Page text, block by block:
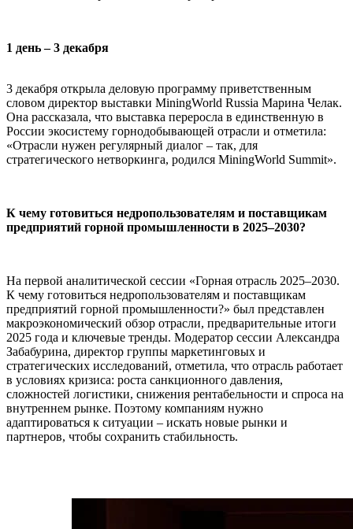
1 день – 3 декабря
3 декабря открыла деловую программу приветственным
словом директор выставки MiningWorld Russia Марина Челак.
Она рассказала, что выставка переросла в единственную в
России экосистему горнодобывающей отрасли и отметила:
«Отрасли нужен регулярный диалог – так, для
стратегического нетворкинга, родился MiningWorld Summit».
К чему готовиться недропользователям и поставщикам
предприятий горной промышленности в 2025–2030?
На первой аналитической сессии «Горная отрасль 2025–2030.
К чему готовиться недропользователям и поставщикам
предприятий горной промышленности?» был представлен
макроэкономический обзор отрасли, предварительные итоги
2025 года и ключевые тренды. Модератор сессии Александра
Забабурина, директор группы маркетинговых и
стратегических исследований, отметила, что отрасль работает
в условиях кризиса: роста санкционного давления,
сложностей логистики, снижения рентабельности и спроса на
внутреннем рынке. Поэтому компаниям нужно
адаптироваться к ситуации – искать новые рынки и
партнеров, чтобы сохранить стабильность.